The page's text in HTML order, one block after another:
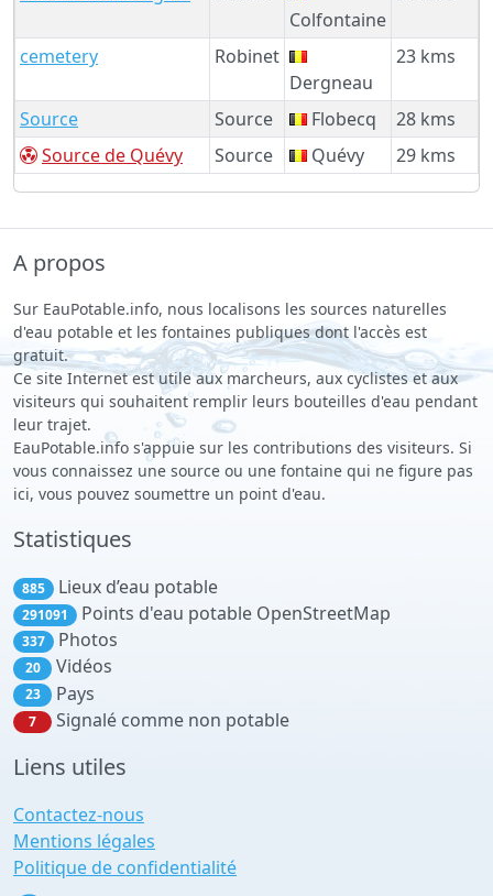
Colfontaine
cemetery
Robinet
Dergneau
23 kms
Source Source Flobecq
28 kms
Source de Quévy
Source Quévy 29 kms
A propos
Sur EauPotable.info, nous localisons les sources naturelles
d'eau potable et les fontaines publiques dont l'accès est
gratuit.
Ce site Internet est utile aux marcheurs, aux cyclistes et aux
visiteurs qui souhaitent remplir leurs bouteilles d'eau pendant
leur trajet.
EauPotable.info s'appuie sur les contributions des visiteurs. Si
vous connaissez une source ou une fontaine qui ne figure pas
ici, vous pouvez soumettre un point d'eau.
Statistiques
885 Lieux d’eau potable
291091 Points d'eau potable OpenStreetMap
337 Photos
20 Vidéos
23 Pays
7 Signalé comme non potable
Liens utiles
Contactez-nous
Mentions légales
Politique de confidentialité